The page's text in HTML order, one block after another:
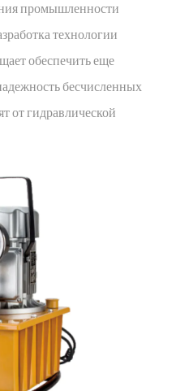
промышленности
технологии
обеспечить еще
бесчисленных
от гидравлической